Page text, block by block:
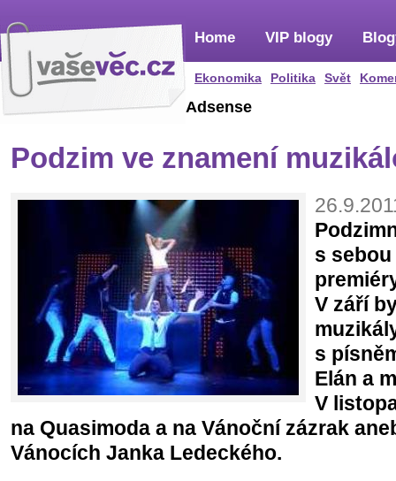
Home
Ekonomika Politika Svět
VIP blogy
Adsense
Podzim ve znamení
s
V září
s
Elán a
V
na Quasimoda a na Vánoční zázrak
Vánocích Janka Ledeckého.